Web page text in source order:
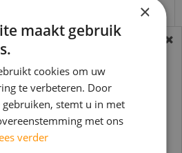
product
de vakantie periode zijn wij
telefonisch helaas niet
uiteraard verwerkt
snel dan wat je van ons
×
maakt gebruik
cookies om uw
te verbeteren. Door
gebruiken, stemt u in met
met ons
verder